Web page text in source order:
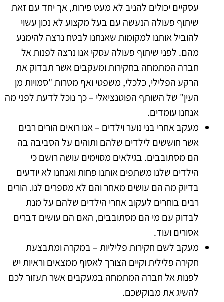
עסקיים יכולים להניב לא מעט פירות, אך יחד עם זאת
שיתוף פעולה הנעשה עם בעל מקצוע לא נכון עשוי
להוביל אותנו למקומות שאנחנו לבטח נרצה להימנע
מהם. לפני שיתוף פעולה עסקי אנו נרצה לפנות אל
חברה המתמחה בחקירות ומעקבים אשר תבדוק את
הרקע הפלילי, כלכלי, משפטי ואף מטרות "סמויות מן
העין" של השותף הפוטנציאלי – כך נוכל לדעת לפני מה
אנחנו עומדים.
מעקב אחרי בני נוער וילדים – אנו רואים הורים רבים
אשר חוששים לילדים שלהם ותוהים על הסביבה בה
הם מסתובבים. בגילאים מסוימים עושה רושם כי
הילדים שלנו משתפים אותנו פחות ואנחנו לא יודעים
בדיוק מה הם עושים מאחר והם לא מספרים לנו. הורים
רבים בוחרים לעקוב אחרי הילדים שלהם על מנת
לבדוק עם מי הם מסתובבים, האם הם עושים דברים
אסורים ועוד.
מעקב לשם חקירות פליליות – במקרה ומתבצעת
חקירה פלילית וקיים הצורך לאסוף ממצאים וראיות יש
לפנות אל חברה המתמחה במעקבים אשר תעזור לכם
להשיג את מבוקשכם.